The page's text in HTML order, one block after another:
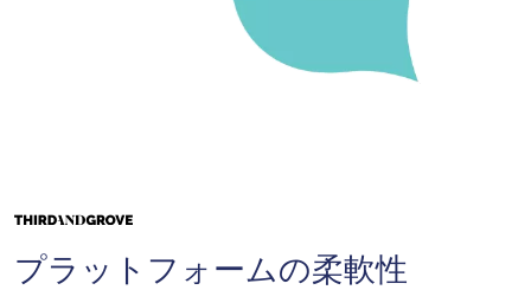
プラットフォームの柔軟性